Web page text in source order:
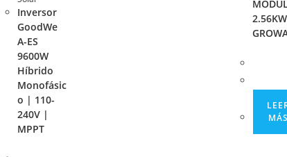
Inversor
GoodWe
A-ES
9600W
Híbrido
Monofásic
o | 110-
240V |
MPPT
MÁS